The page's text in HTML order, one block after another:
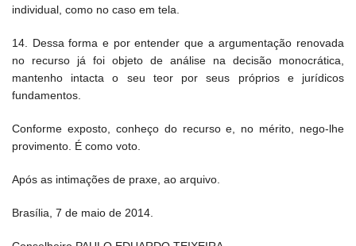
individual, como no caso em tela.
14. Dessa forma e por entender que a argumentação renovada
no recurso já foi objeto de análise na decisão monocrática,
mantenho intacta o seu teor por seus próprios e jurídicos
fundamentos.
Conforme exposto, conheço do recurso e, no mérito, nego-lhe
provimento. É como voto.
Após as intimações de praxe, ao arquivo.
Brasília, 7 de maio de 2014.